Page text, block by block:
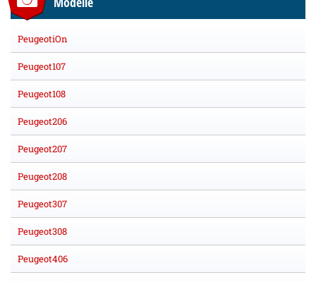
PeugeotiOn
Peugeot107
Peugeot108
Peugeot206
Peugeot207
Peugeot208
Peugeot307
Peugeot308
Peugeot406